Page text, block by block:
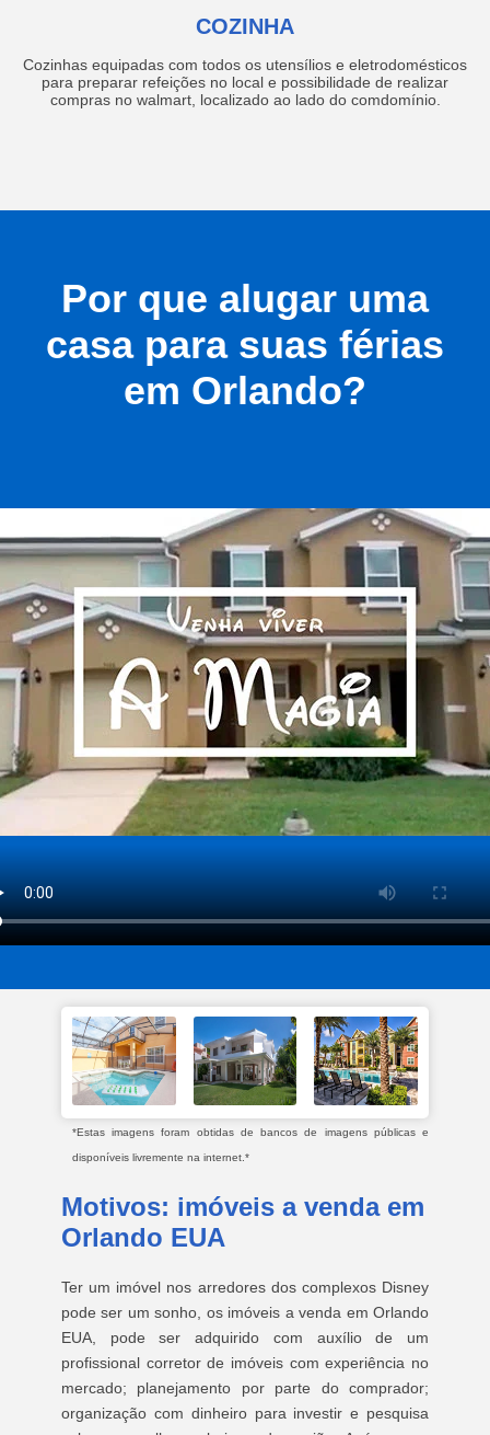
COZINHA
Cozinhas equipadas com todos os utensílios e eletrodomésticos
para preparar refeições no local e possibilidade de realizar
compras no walmart, localizado ao lado do comdomínio.
Por que alugar uma
casa para suas férias
em Orlando?
*Estas imagens foram obtidas de bancos de imagens públicas e
disponíveis livremente na internet.*
Motivos: imóveis a venda em
Orlando EUA
Ter um imóvel nos arredores dos complexos Disney
pode ser um sonho, os imóveis a venda em Orlando
EUA, pode ser adquirido com auxílio de um
profissional corretor de imóveis com experiência no
mercado; planejamento por parte do comprador;
organização com dinheiro para investir e pesquisa